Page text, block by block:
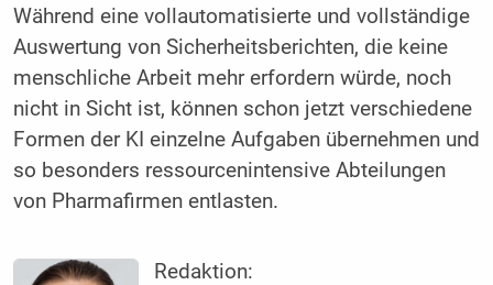
Während eine vollautomatisierte und vollständige
Auswertung von Sicherheitsberichten, die keine
menschliche Arbeit mehr erfordern würde, noch
nicht in Sicht ist, können schon jetzt verschiedene
Formen der KI einzelne Aufgaben übernehmen und
so besonders ressourcenintensive Abteilungen
von Pharmafirmen entlasten.
Redaktion: